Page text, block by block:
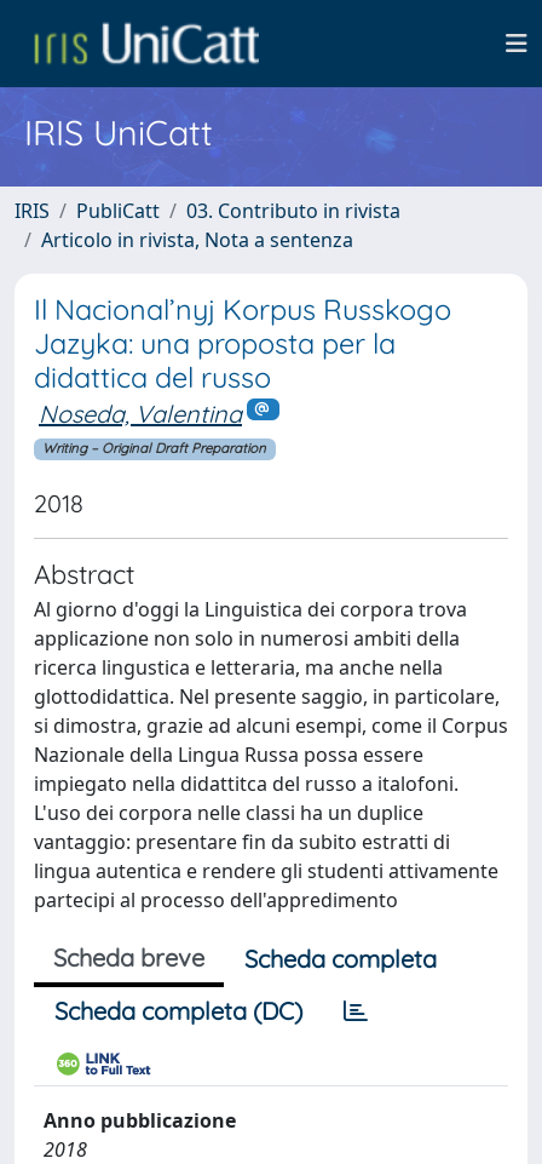
IRIS UniCatt
IRIS PubliCatt
03. Contributo in rivista
Articolo in rivista, Nota a sentenza
Il Nacional’nyj Korpus Russkogo
Jazyka: una proposta per la
didattica del russo
Noseda, Valentina
Writing – Original Draft Preparation
2018
Abstract
Al giorno d'oggi la Linguistica dei corpora trova
applicazione non solo in numerosi ambiti della
ricerca lingustica e letteraria, ma anche nella
glottodidattica. Nel presente saggio, in particolare,
si dimostra, grazie ad alcuni esempi, come il Corpus
Nazionale della Lingua Russa possa essere
impiegato nella didattitca del russo a italofoni.
L'uso dei corpora nelle classi ha un duplice
vantaggio: presentare fin da subito estratti di
lingua autentica e rendere gli studenti attivamente
partecipi al processo dell'appredimento
Scheda breve
Scheda completa
Scheda completa (DC)
Anno pubblicazione
2018